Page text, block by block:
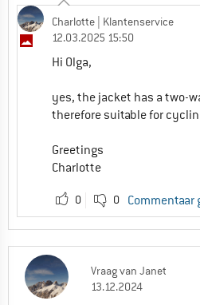
Charlotte | Klantenservice
12.03.2025 15:50
Hi Olga,
yes, the jacket has a two-
therefore suitable for
Greetings
Charlotte
0 0 Commentaar
Vraagvan Janet
13.12.2024